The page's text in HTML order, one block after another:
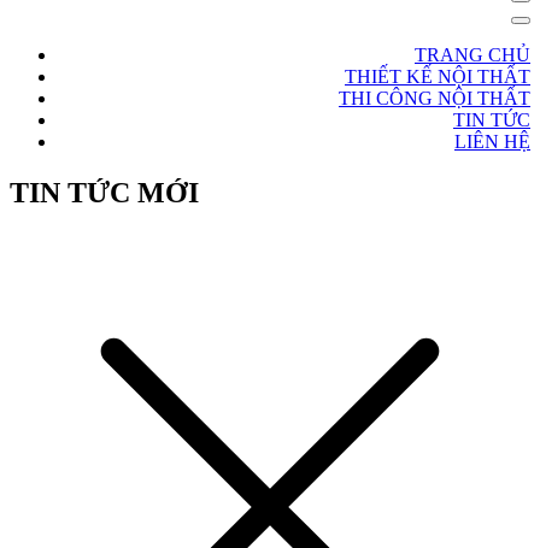
TRANG CHỦ
THIẾT KẾ NỘI THẤT
THI CÔNG NỘI THẤT
TIN TỨC
LIÊN HỆ
TIN TỨC MỚI